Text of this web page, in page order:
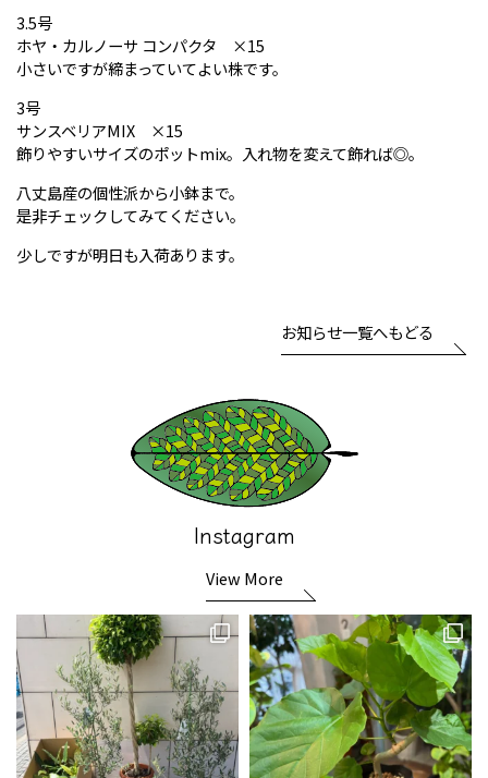
3.5号
ホヤ・カルノーサ コンパクタ ×15
小さいですが締まっていてよい株です。
3号
サンスベリアMIX ×15
飾りやすいサイズのポットmix。入れ物を変えて飾れば◎。
八丈島産の個性派から小鉢まで。
是非チェックしてみてください。
少しですが明日も入荷あります。
お知らせ一覧へもどる
Instagram
View More